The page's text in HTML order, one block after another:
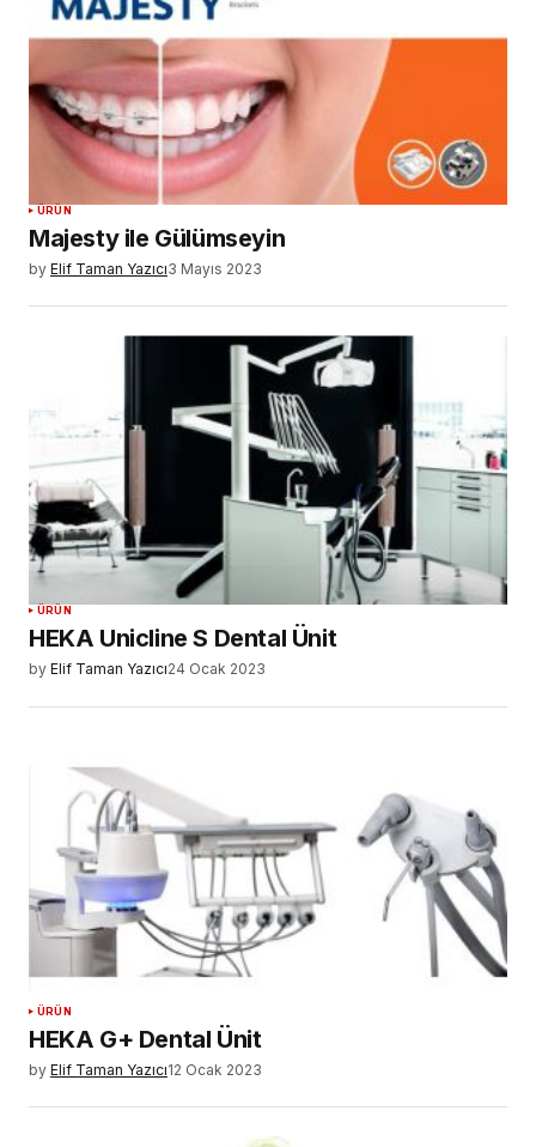
ÜRÜN
Majesty ile Gülümseyin
by Elif Taman Yazıcı3 Mayıs 2023
ÜRÜN
HEKA Unicline S Dental Ünit
by Elif Taman Yazıcı24 Ocak 2023
ÜRÜN
HEKA G+ Dental Ünit
by Elif Taman Yazıcı12 Ocak 2023